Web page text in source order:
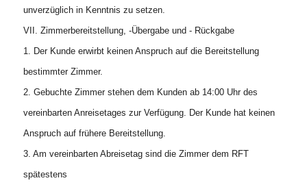
unverzüglich in Kenntnis zu setzen.
VII. Zimmerbereitstellung, -Übergabe und - Rückgabe
1. Der Kunde erwirbt keinen Anspruch auf die Bereitstellung
bestimmter Zimmer.
2. Gebuchte Zimmer stehen dem Kunden ab 14:00 Uhr des
vereinbarten Anreisetages zur Verfügung. Der Kunde hat keinen
Anspruch auf frühere Bereitstellung.
3. Am vereinbarten Abreisetag sind die Zimmer dem RFT
spätestens